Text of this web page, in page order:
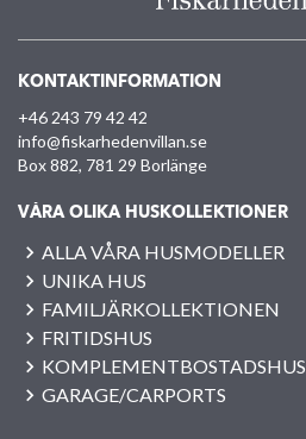
KONTAKTINFORMATION
+46 243 79 42 42
info@fiskarhedenvillan.se
Box 882, 781 29 Borlänge
VÅRA OLIKA HUSKOLLEKTIONER
ALLA VÅRA HUSMODELLER
UNIKA HUS
FAMILJÄRKOLLEKTIONEN
FRITIDSHUS
KOMPLEMENTBOSTADSHUS
GARAGE/CARPORTS